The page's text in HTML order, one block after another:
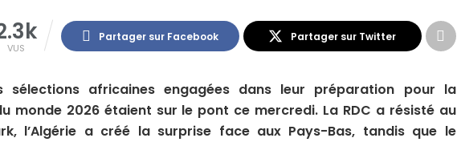
VUS
Partager sur Facebook Partager sur Twitter
sélections africaines engagées dans leur préparation pour la
monde 2026 étaient sur le pont ce mercredi. La RDC a résisté au
l’Algérie a créé la surprise face aux Pays-Bas, tandis que le